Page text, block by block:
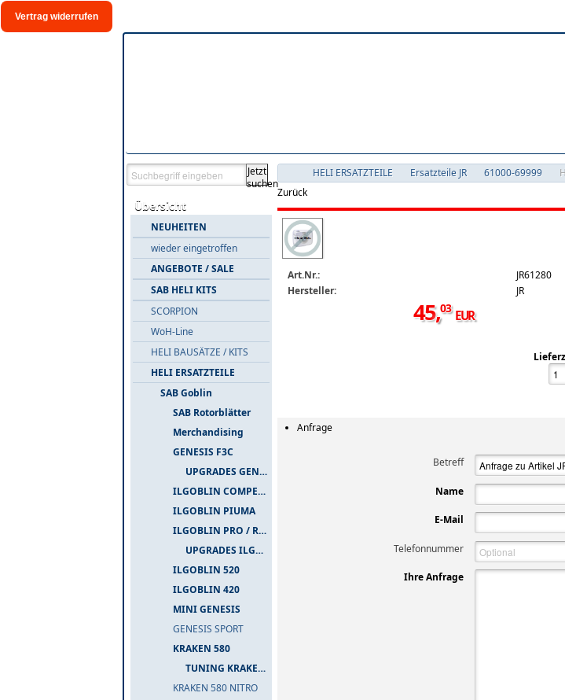
Vertrag widerrufen
Jetzt
suchen
Übersicht
NEUHEITEN
wieder eingetroffen
ANGEBOTE / SALE
SAB HELI KITS
SCORPION
WoH-Line
HELI BAUSÄTZE / KITS
HELI ERSATZTEILE
SAB Goblin
SAB Rotorblätter
Merchandising
GENESIS F3C
UPGRADES GENESIS F3C
ILGOBLIN COMPETIZIONE
ILGOBLIN PIUMA
ILGOBLIN PRO / RAW 700
UPGRADES ILGOBLIN PRO / RAW 700
ILGOBLIN 520
ILGOBLIN 420
MINI GENESIS
GENESIS SPORT
KRAKEN 580
TUNING KRAKEN 580
KRAKEN 580 NITRO
HELI ERSATZTEILE Ersatzteile JR 61000-69999
Zurück
Art.Nr.:
JR61280
Hersteller:
JR
45,03 EUR
Anfrage
Betreff
Name
E-Mail
Telefonnummer
Ihre Anfrage